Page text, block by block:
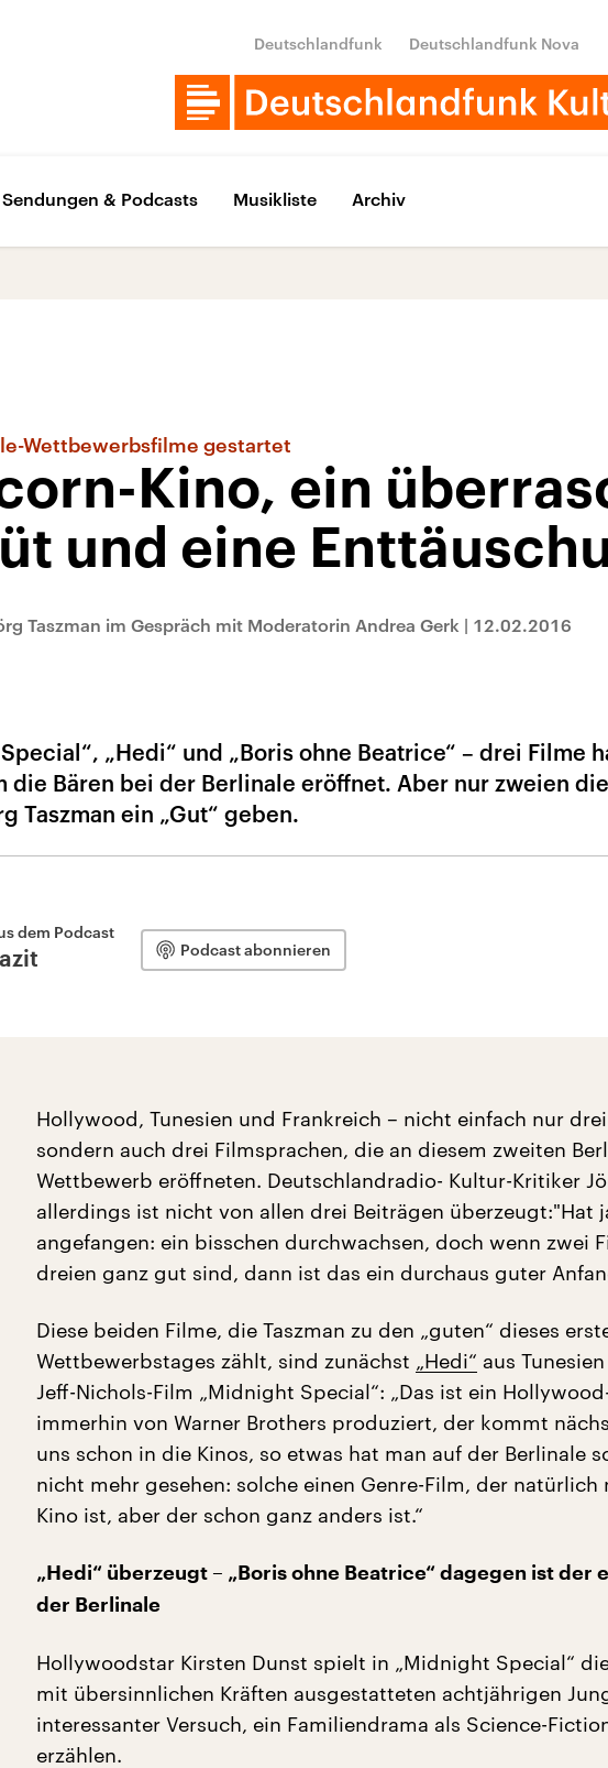
Deutschlandfunk Deutschlandfunk Nova
Sendungen & Podcasts Musikliste Archiv
Wettbewerbsfilme gestartet
Kino, ein
und eine
Taszman im Gespräch mit Moderatorin Andrea Gerk | 12.02.2016
„Hedi“ und „Boris ohne Beatrice“ – drei Filme
die Bären bei der Berlinale eröffnet. Aber nur zweien
Taszman ein „Gut“ geben.
dem Podcast
Podcast abonnieren
Hollywood, Tunesien und Frankreich – nicht einfach nur
sondern auch drei Filmsprachen, die an diesem zweiten
Wettbewerb eröffneten. Deutschlandradio- Kultur-Kritiker
allerdings ist nicht von allen drei Beiträgen überzeugt:"Hat
angefangen: ein bisschen durchwachsen, doch wenn zwei
dreien ganz gut sind, dann ist das ein durchaus guter
Diese beiden Filme, die Taszman zu den „guten“ dieses
Wettbewerbstages zählt, sind zunächst „Hedi“ aus
Jeff-Nichols-Film „Midnight Special“: „Das ist ein
immerhin von Warner Brothers produziert, der kommt
uns schon in die Kinos, so etwas hat man auf der Berlinale
nicht mehr gesehen: solche einen Genre-Film, der natürlich
Kino ist, aber der schon ganz anders ist.“
„Hedi“ überzeugt – „Boris ohne Beatrice“ dagegen ist der
der Berlinale
Hollywoodstar Kirsten Dunst spielt in „Midnight Special“
mit übersinnlichen Kräften ausgestatteten achtjährigen
interessanter Versuch, ein Familiendrama als Science-
erzählen.